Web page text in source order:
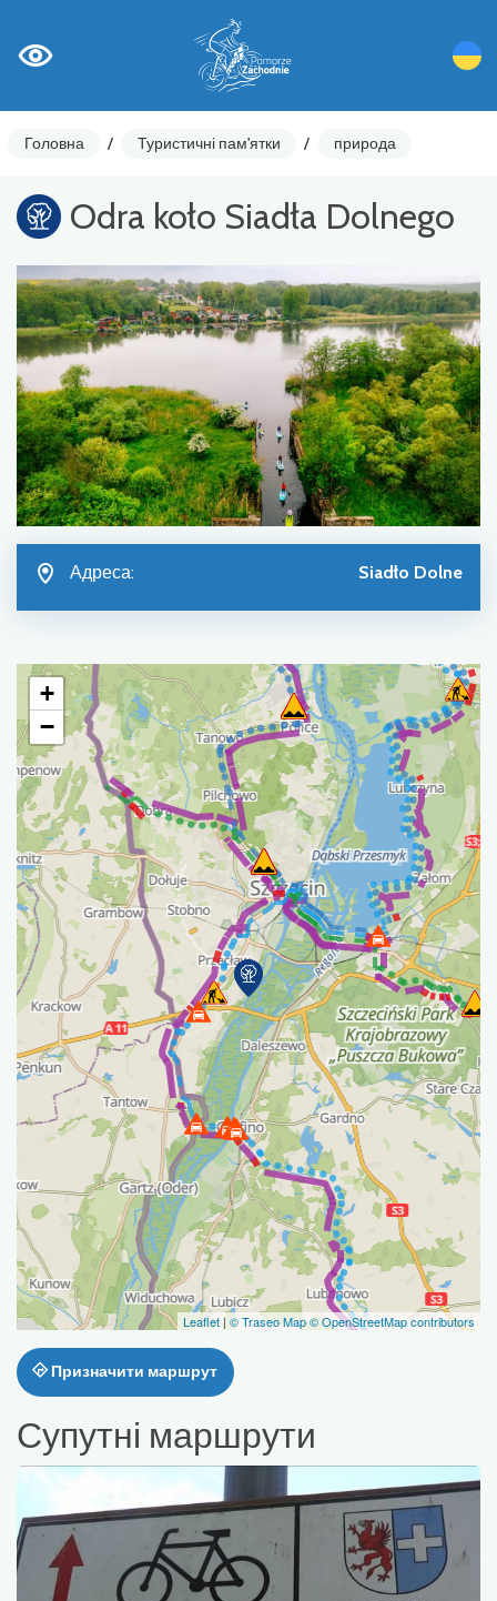
Головна / Туристичні пам'ятки / природа
Odra koło Siadła Dolnego
Адреса: Siadło Dolne
+
−
Leaflet | © Traseo Map© OpenStreetMap contributors
Призначити маршрут
Супутні маршрути